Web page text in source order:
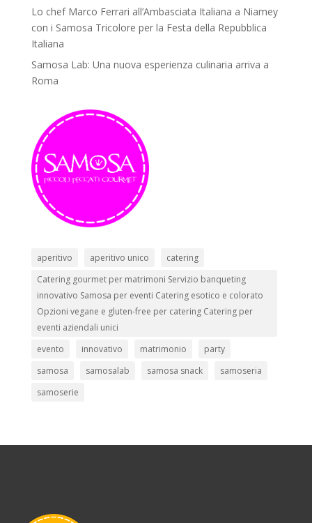
Lo chef Marco Ferrari all’Ambasciata Italiana a Niamey
con i Samosa Tricolore per la Festa della Repubblica
Italiana
Samosa Lab: Una nuova esperienza culinaria arriva a
Roma
aperitivo aperitivo unico
catering
Catering gourmet per matrimoni Servizio banqueting
innovativo Samosa per eventi Catering esotico e colorato
Opzioni vegane e gluten-free per catering Catering per
eventi aziendali unici
evento
innovativo matrimonio
party
samosa
samosalab samosa snack
samoseria
samoserie